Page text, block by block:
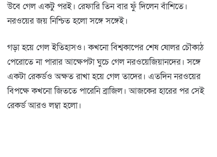
উবে গেল একটু পরই। রেফারি তিন বার ফুঁ দিলেন বাঁশিতে।
নরওয়ের জয় নিশ্চিত হলো সঙ্গে সঙ্গেই।
গড়া হয়ে গেল ইতিহাসও। কখনো বিশ্বকাপের শেষ ষোলর চৌকাঠ
পেরোতে না পারার আক্ষেপটা ঘুচে গেল নরওয়েজিয়ানদের। সঙ্গে
একটা রেকর্ডও অক্ষত রাখা হয়ে গেল তাদের। এতদিন নরওয়ের
বিপক্ষে কখনো জিততে পারেনি ব্রাজিল। আজকের হারের পর সেই
রেকর্ড আরও লম্বা হলো।